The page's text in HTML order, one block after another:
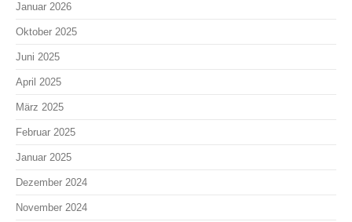
Januar 2026
Oktober 2025
Juni 2025
April 2025
März 2025
Februar 2025
Januar 2025
Dezember 2024
November 2024